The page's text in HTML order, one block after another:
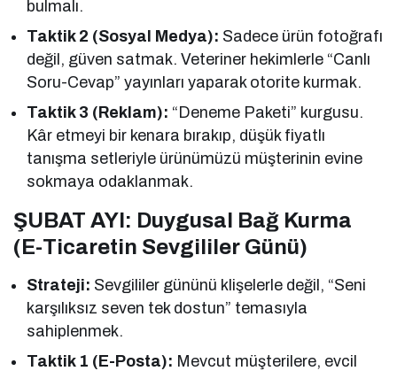
bulmalı.
Taktik 2 (Sosyal Medya): Sadece ürün fotoğrafı
değil, güven satmak. Veteriner hekimlerle “Canlı
Soru-Cevap” yayınları yaparak otorite kurmak.
Taktik 3 (Reklam): “Deneme Paketi” kurgusu.
Kâr etmeyi bir kenara bırakıp, düşük fiyatlı
tanışma setleriyle ürünümüzü müşterinin evine
sokmaya odaklanmak.
ŞUBAT AYI: Duygusal Bağ Kurma
(E-Ticaretin Sevgililer Günü)
Strateji: Sevgililer gününü klişelerle değil, “Seni
karşılıksız seven tek dostun” temasıyla
sahiplenmek.
Taktik 1 (E-Posta): Mevcut müşterilere, evcil